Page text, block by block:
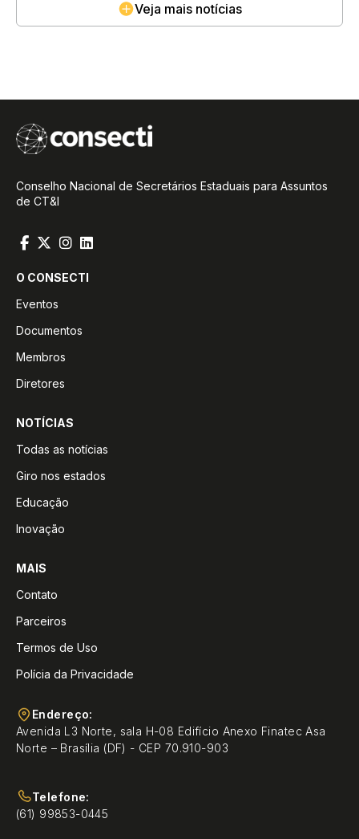
Veja mais notícias
Conselho Nacional de Secretários Estaduais para Assuntos
de CT&I
O CONSECTI
Eventos
Documentos
Membros
Diretores
NOTÍCIAS
Todas as notícias
Giro nos estados
Educação
Inovação
MAIS
Contato
Parceiros
Termos de Uso
Polícia da Privacidade
Endereço:
Avenida L3 Norte, sala H-08 Edifício Anexo Finatec Asa
Norte – Brasília (DF) - CEP 70.910-903
Telefone:
(61) 99853-0445